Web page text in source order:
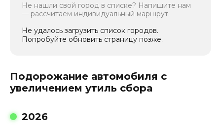
Не нашли свой город в списке? Напишите нам
— рассчитаем индивидуальный маршрут.
Не удалось загрузить список городов.
Попробуйте обновить страницу позже.
Подорожание автомобиля с
увеличением утиль сбора
2026